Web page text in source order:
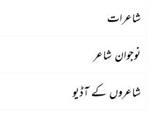
شاعرات
نوجوان شاعر
شاعروں کے آڈیو